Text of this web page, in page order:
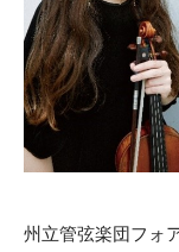
州立管弦楽団フォ